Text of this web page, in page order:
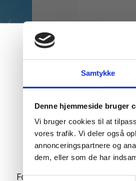
Samtykke
Denne hjemmeside bruger
Vi bruger cookies til at
vores trafik. Vi deler også
annonceringspartnere og
dem, eller som de har
N. Kristiansen Anette Christensen Bjarning
Køb læremidler og find
For privatkunder og